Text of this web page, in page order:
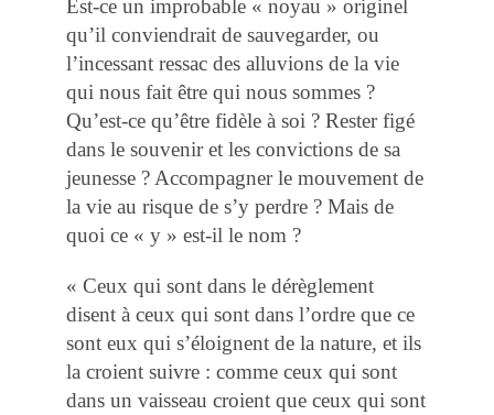
Est-ce un improbable « noyau » originel
qu’il conviendrait de sauvegarder, ou
l’incessant ressac des alluvions de la vie
qui nous fait être qui nous sommes ?
Qu’est-ce qu’être fidèle à soi ? Rester figé
dans le souvenir et les convictions de sa
jeunesse ? Accompagner le mouvement de
la vie au risque de s’y perdre ? Mais de
quoi ce « y » est-il le nom ?
« Ceux qui sont dans le dérèglement
disent à ceux qui sont dans l’ordre que ce
sont eux qui s’éloignent de la nature, et ils
la croient suivre : comme ceux qui sont
dans un vaisseau croient que ceux qui sont